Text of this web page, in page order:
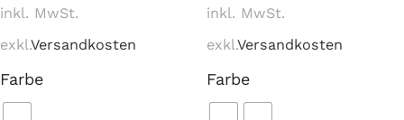
inkl. MwSt.
exkl.Versandkosten
Farbe
inkl. MwSt.
exkl.Versandkosten
Farbe